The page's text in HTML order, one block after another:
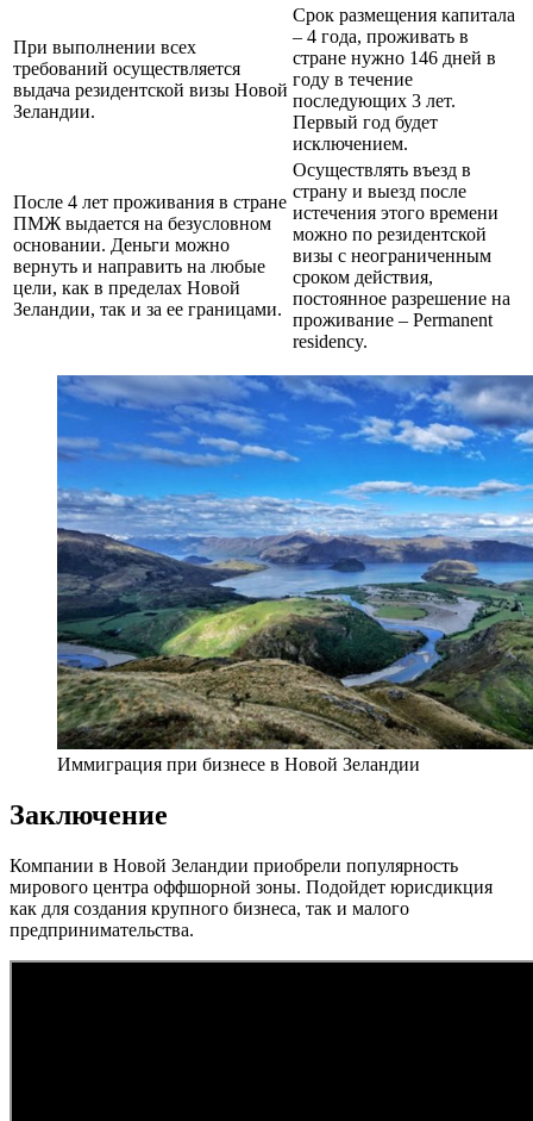
При выполнении всех
требований осуществляется
выдача резидентской визы Новой
Зеландии.
Срок размещения капитала
– 4 года, проживать в
стране нужно 146 дней в
году в течение
последующих 3 лет.
Первый год будет
исключением.
После 4 лет проживания в стране
ПМЖ выдается на безусловном
основании. Деньги можно
вернуть и направить на любые
цели, как в пределах Новой
Зеландии, так и за ее границами.
Осуществлять въезд в
страну и выезд после
истечения этого времени
можно по резидентской
визы с неограниченным
сроком действия,
постоянное разрешение на
проживание – Permanent
residency.
Иммиграция при бизнесе в Новой Зеландии
Заключение
Компании в Новой Зеландии приобрели популярность
мирового центра оффшорной зоны. Подойдет юрисдикция
как для создания крупного бизнеса, так и малого
предпринимательства.